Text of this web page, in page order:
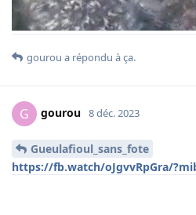
gourou a répondu à ça.
G gourou 8 déc. 2023
Gueulafioul_sans_fote
https://fb.watch/oJgvvRpGra/